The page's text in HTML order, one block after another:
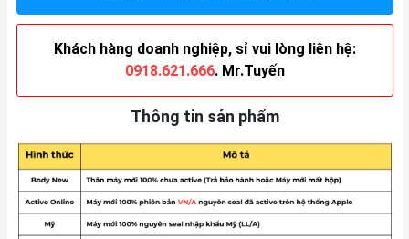
Khách hàng doanh nghiệp, sỉ vui lòng liên hệ:
0918.621.666. Mr.Tuyến
Thông tin sản phẩm